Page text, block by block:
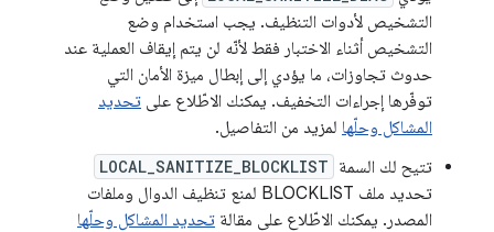
التشخيص لأدوات التنظيف. يجب استخدام وضع
التشخيص أثناء الاختبار فقط لأنّه لن يتم إيقاف العملية عند
حدوث تجاوزات، ما يؤدي إلى إبطال ميزة الأمان التي
توفّرها إجراءات التخفيف. يمكنك الاطّلاع على تحديد
المشاكل وحلّها لمزيد من التفاصيل.
تتيح لك السمة LOCAL_SANITIZE_BLOCKLIST
تحديد ملف BLOCKLIST لمنع تنظيف الدوال وملفات
المصدر. يمكنك الاطّلاع على مقالة تحديد المشاكل وحلّها